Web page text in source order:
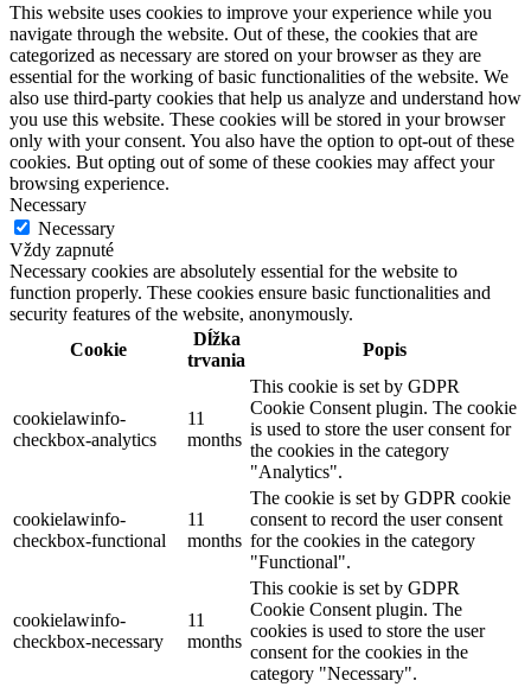
This website uses cookies to improve your experience while you
navigate through the website. Out of these, the cookies that are
categorized as necessary are stored on your browser as they are
essential for the working of basic functionalities of the website. We
also use third-party cookies that help us analyze and understand how
you use this website. These cookies will be stored in your browser
only with your consent. You also have the option to opt-out of these
cookies. But opting out of some of these cookies may affect your
browsing experience.
Necessary
Necessary
Vždy zapnuté
Necessary cookies are absolutely essential for the website to
function properly. These cookies ensure basic functionalities and
security features of the website, anonymously.
Cookie
Dĺžka
trvania
Popis
cookielawinfo-
checkbox-analytics
11
months
This cookie is set by GDPR
Cookie Consent plugin. The cookie
is used to store the user consent for
the cookies in the category
"Analytics".
cookielawinfo-
checkbox-functional
11
months
The cookie is set by GDPR cookie
consent to record the user consent
for the cookies in the category
"Functional".
cookielawinfo-
checkbox-necessary
11
months
This cookie is set by GDPR
Cookie Consent plugin. The
cookies is used to store the user
consent for the cookies in the
category "Necessary".